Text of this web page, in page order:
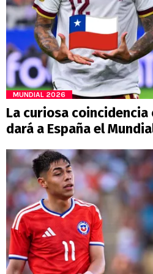
MUNDIAL 2026
La curiosa coincidencia
dará a España el